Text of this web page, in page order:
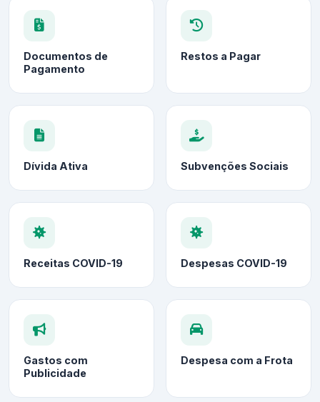
Documentos de
Pagamento
Restos a Pagar
Dívida Ativa Subvenções Sociais
Receitas COVID-19 Despesas COVID-19
Gastos com
Publicidade
Despesa com a Frota